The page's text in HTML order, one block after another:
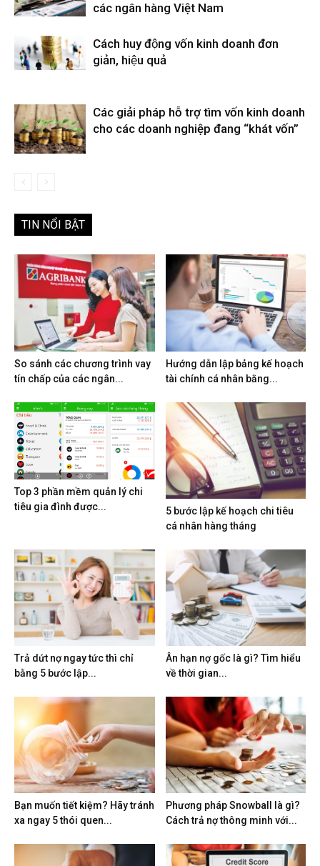
các ngân hàng Việt Nam
Cách huy động vốn kinh doanh đơn
giản, hiệu quả
Các giải pháp hỗ trợ tìm vốn kinh doanh
cho các doanh nghiệp đang “khát vốn”
TIN NỔI BẬT
So sánh các chương trình vay
tín chấp của các ngân...
Hướng dẫn lập bảng kế hoạch
tài chính cá nhân bằng...
Top 3 phần mềm quản lý chi
tiêu gia đình được...
5 bước lập kế hoạch chi tiêu
cá nhân hàng tháng
Trả dứt nợ ngay tức thì chỉ
bằng 5 bước lập...
Ân hạn nợ gốc là gì? Tìm hiểu
về thời gian...
Bạn muốn tiết kiệm? Hãy tránh
xa ngay 5 thói quen...
Phương pháp Snowball là gì?
Cách trả nợ thông minh với...